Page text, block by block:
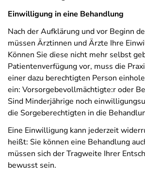
Einwilligung in eine Behandlung
Nach der Aufklärung und vor Beginn
müssen Ärztinnen und Ärzte Ihre
Können Sie diese nicht mehr selbst
Patientenverfügung vor, muss die
einer dazu berechtigten Person
ein: Vorsorgebevollmächtigte:r oder
Sind Minderjährige noch
die Sorgeberechtigten in die
Eine Einwilligung kann jederzeit
heißt: Sie können eine Behandlung
müssen sich der Tragweite Ihrer
bewusst sein.